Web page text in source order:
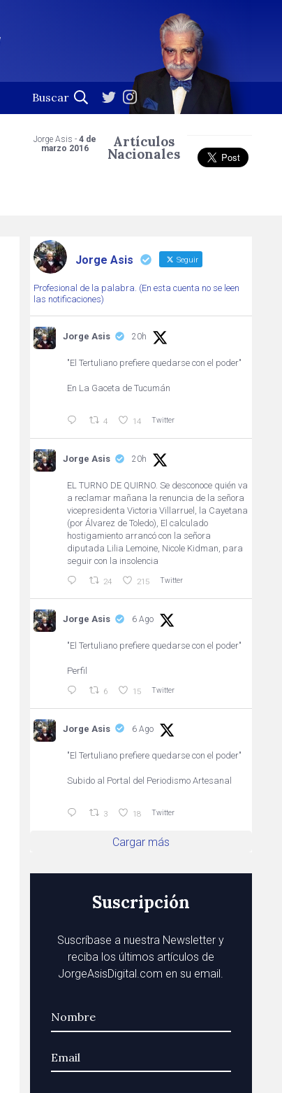
Jorge Asis - 4 de
marzo 2016
Artículos
Nacionales
Jorge Asis Seguir
Profesional de la palabra. (En esta cuenta no se leen
las notificaciones)
Jorge Asis 20h
"El Tertuliano prefiere quedarse con el poder"
En La Gaceta de Tucumán
4 14 Twitter
Jorge Asis 20h
EL TURNO DE QUIRNO. Se desconoce quién va
a reclamar mañana la renuncia de la señora
vicepresidenta Victoria Villarruel, la Cayetana
(por Álvarez de Toledo), El calculado
hostigamiento arrancó con la señora
diputada Lilia Lemoine, Nicole Kidman, para
seguir con la insolencia
24 215 Twitter
Jorge Asis 6 Ago
"El Tertuliano prefiere quedarse con el poder"
Perfil
6 15 Twitter
Jorge Asis 6 Ago
"El Tertuliano prefiere quedarse con el poder"
Subido al Portal del Periodismo Artesanal
3 18 Twitter
Cargar más
Suscripción
Suscríbase a nuestra Newsletter y
reciba los últimos artículos de
JorgeAsisDigital.com en su email.